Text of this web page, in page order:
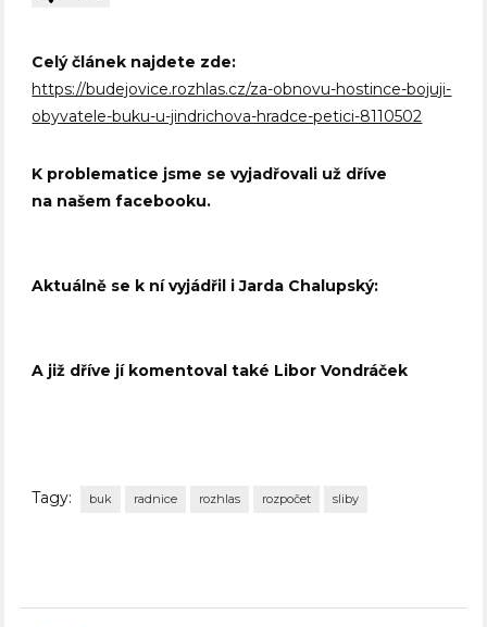
Celý článek najdete zde:
https://budejovice.rozhlas.cz/za-obnovu-hostince-bojuji-
obyvatele-buku-u-jindrichova-hradce-petici-8110502
K problematice jsme se vyjadřovali už dříve
na našem facebooku.
Aktuálně se k ní vyjádřil i Jarda Chalupský:
A již dříve jí komentoval také Libor Vondráček
Tagy: buk radnice rozhlas rozpočet sliby